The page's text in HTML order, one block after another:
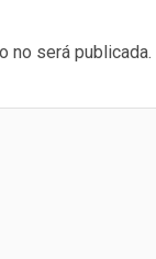
no será publicada.